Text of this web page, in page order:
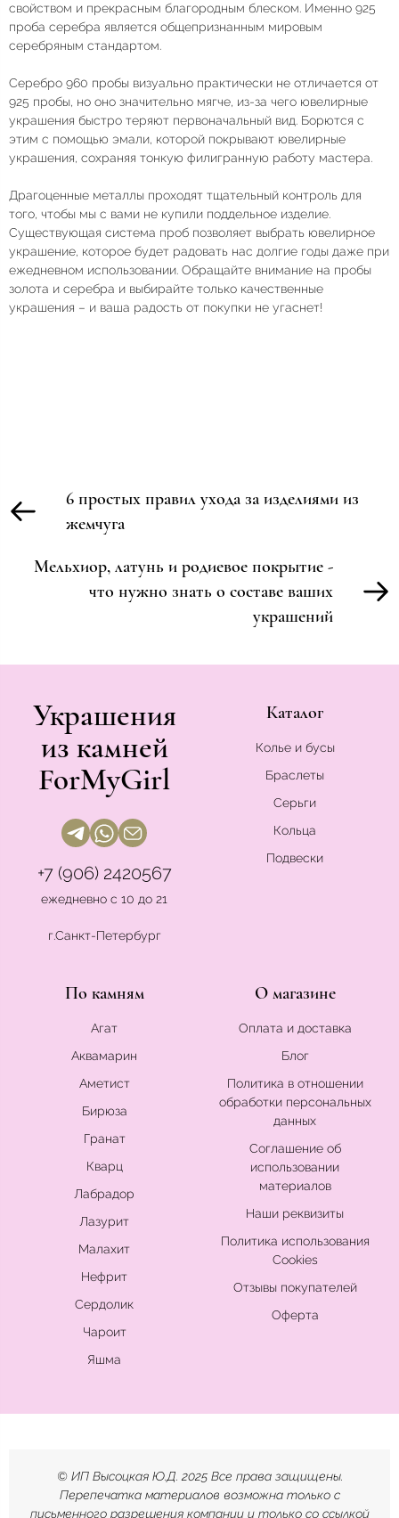
свойством и прекрасным благородным блеском. Именно 925
проба серебра является общепризнанным мировым
серебряным стандартом.
Серебро 960 пробы визуально практически не отличается от
925 пробы, но оно значительно мягче, из-за чего ювелирные
украшения быстро теряют первоначальный вид. Борются с
этим с помощью эмали, которой покрывают ювелирные
украшения, сохраняя тонкую филигранную работу мастера.
Драгоценные металлы проходят тщательный контроль для
того, чтобы мы с вами не купили поддельное изделие.
Существующая система проб позволяет выбрать ювелирное
украшение, которое будет радовать нас долгие годы даже при
ежедневном использовании. Обращайте внимание на пробы
золота и серебра и выбирайте только качественные
украшения – и ваша радость от покупки не угаснет!
6 простых правил ухода за изделиями из
жемчуга
Мельхиор, латунь и родиевое покрытие -
что нужно знать о составе ваших
украшений
Украшения
из камней
ForMyGirl
+7 (906) 2420567
ежедневно с 10 до 21
г.Санкт-Петербург
Каталог
Колье и бусы
Браслеты
Серьги
Кольца
Подвески
По камням
Агат
Аквамарин
Аметист
Бирюза
Гранат
Кварц
Лабрадор
Лазурит
Малахит
Нефрит
Сердолик
Чароит
Яшма
О магазине
Оплата и доставка
Блог
Политика в отношении
обработки персональных
данных
Соглашение об
использовании
материалов
Наши реквизиты
Политика использования
Cookies
Отзывы покупателей
Оферта
© ИП Высоцкая Ю.Д. 2025 Все права защищены.
Перепечатка материалов возможна только с
письменного разрешения компании и только со ссылкой